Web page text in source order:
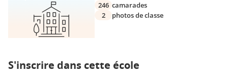
246 camarades
2
photos de classe
S'inscrire dans cette école